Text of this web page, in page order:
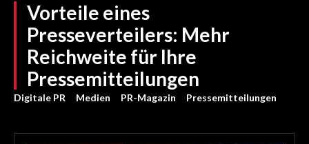
Vorteile eines
Presseverteilers: Mehr
Reichweite für Ihre
Pressemitteilungen
Digitale PR Medien PR-Magazin Pressemitteilungen